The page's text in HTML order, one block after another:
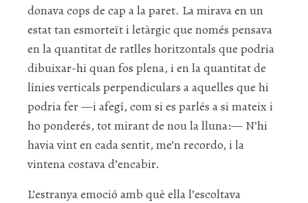
donava cops de cap a la paret. La mirava en un
estat tan esmorteït i letàrgic que només pensava
en la quantitat de ratlles horitzontals que podria
dibuixar-hi quan fos plena, i en la quantitat de
línies verticals perpendiculars a aquelles que hi
podria fer —i afegí, com si es parlés a si mateix i
ho ponderés, tot mirant de nou la lluna:— N’hi
havia vint en cada sentit, me’n recordo, i la
vintena costava d’encabir.
L’estranya emoció amb què ella l’escoltava